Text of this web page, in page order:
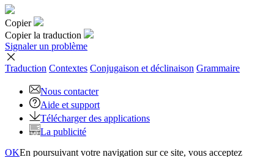
Copier
Copier la traduction
Signaler un problème
Traduction Contextes Conjugaison et déclinaison Grammaire
Nous contacter
Aide et support
Télécharger des applications
La publicité
OKEn poursuivant votre navigation sur ce site, vous acceptez